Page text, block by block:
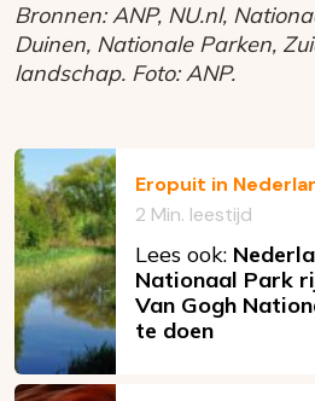
Bronnen: ANP, NU.nl,
Duinen, Nationale Parken,
landschap. Foto: ANP.
Eropuit in
2 Min. leestijd
Lees ook:
Nationaal Park
Van Gogh
te doen